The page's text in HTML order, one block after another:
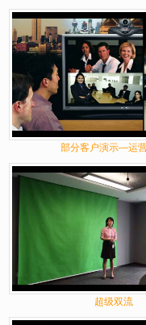
部分客户演示—运
超级双流